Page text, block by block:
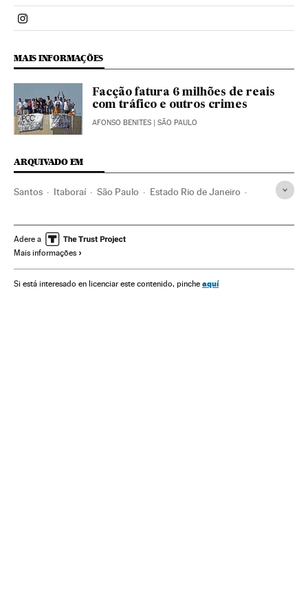
Politica El País Brasil en Instagram
MAIS INFORMAÇÕES
Facção fatura 6 milhões de reais
com tráfico e outros crimes
AFONSO BENITES | SÃO PAULO
ARQUIVADO EM
Santos Itaboraí São Paulo Estado Rio de Janeiro
Narcotráfico Estado São Paulo
África subsaariana
Delinquência América do Sul América Latina
Adere a
Mais informações
Si está interesado en licenciar este contenido, pinche aquí